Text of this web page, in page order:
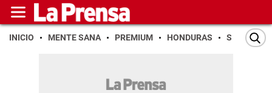
INICIO MENTE SANA PREMIUM HONDURAS SAN PEDRO